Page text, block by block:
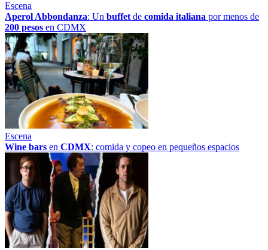
Escena
Aperol Abbondanza: Un buffet de comida italiana por menos de
200 pesos en CDMX
Escena
Wine bars en CDMX: comida y copeo en pequeños espacios